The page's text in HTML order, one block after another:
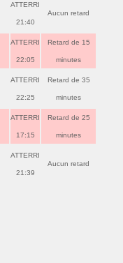
ATTERRI
21:40
Aucun retard
ATTERRI
22:05
Retard de 15
minutes
ATTERRI
22:25
Retard de 35
minutes
ATTERRI
17:15
Retard de 25
minutes
ATTERRI
21:39
Aucun retard